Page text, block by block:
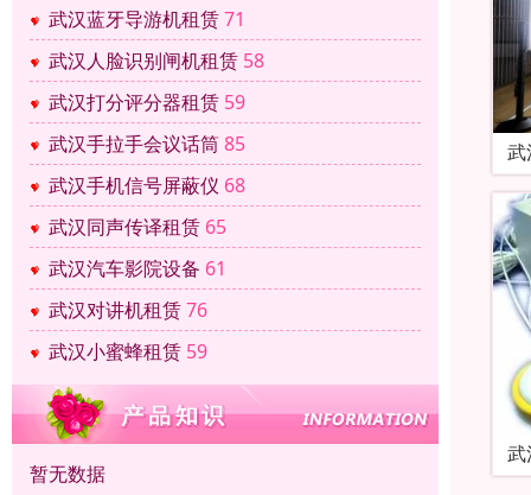
武汉蓝牙导游机租赁71
武汉人脸识别闸机租赁 58
武汉打分评分器租赁 59
武汉手拉手会议话筒85
武汉手机信号屏蔽仪 68
武汉同声传译租赁 65
武汉汽车影院设备 61
武汉对讲机租赁76
武汉小蜜蜂租赁 59
暂无数据
武
武